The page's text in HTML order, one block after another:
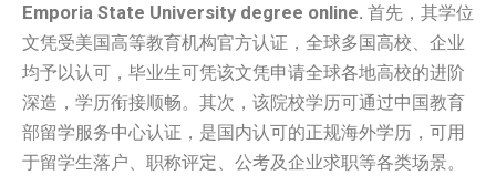
Emporia State University degree online. 首先，其学位
文凭受美国高等教育机构官方认证，全球多国高校、企业
均予以认可，毕业生可凭该文凭申请全球各地高校的进阶
深造，学历衔接顺畅。其次，该院校学历可通过中国教育
部留学服务中心认证，是国内认可的正规海外学历，可用
于留学生落户、职称评定、公考及企业求职等各类场景。